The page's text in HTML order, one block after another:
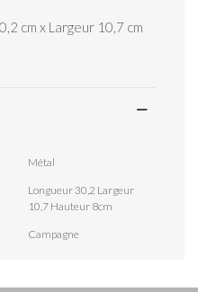
cm x Largeur 10,7 cm
Métal
Longueur 30,2 Largeur
10,7 Hauteur 8cm
Campagne